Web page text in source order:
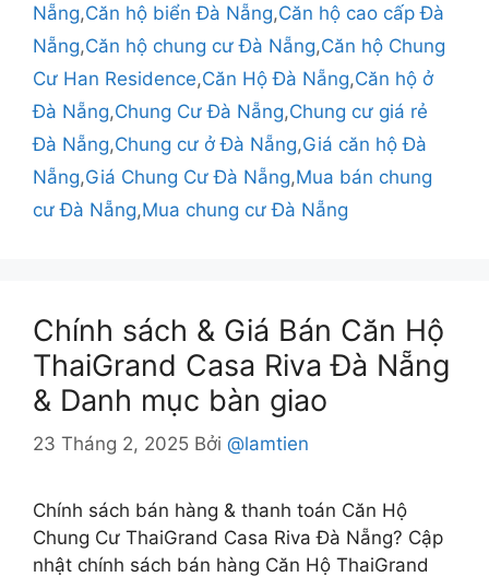
Nẵng,Căn hộ biển Đà Nẵng,Căn hộ cao cấp Đà
Nẵng,Căn hộ chung cư Đà Nẵng,Căn hộ Chung
Cư Han Residence,Căn Hộ Đà Nẵng,Căn hộ ở
Đà Nẵng,Chung Cư Đà Nẵng,Chung cư giá rẻ
Đà Nẵng,Chung cư ở Đà Nẵng,Giá căn hộ Đà
Nẵng,Giá Chung Cư Đà Nẵng,Mua bán chung
cư Đà Nẵng,Mua chung cư Đà Nẵng
Chính sách & Giá Bán Căn Hộ
ThaiGrand Casa Riva Đà Nẵng
& Danh mục bàn giao
23 Tháng 2, 2025 Bởi @lamtien
Chính sách bán hàng & thanh toán Căn Hộ
Chung Cư ThaiGrand Casa Riva Đà Nẵng? Cập
nhật chính sách bán hàng Căn Hộ ThaiGrand